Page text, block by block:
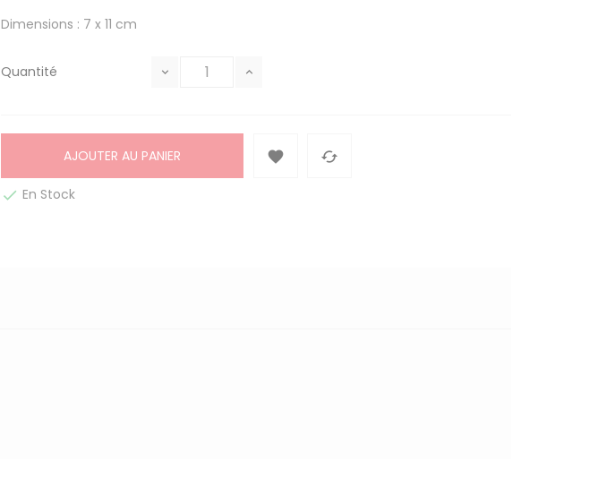
Dimensions : 7 x 11 cm
Quantité
AJOUTER AU PANIER  
 En Stock